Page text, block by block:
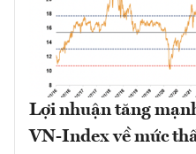
Lợi nhuận tăng
VN-Index về mức